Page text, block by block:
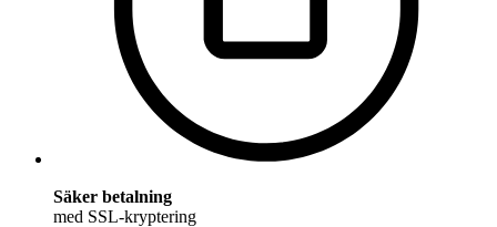
Säker betalning
med SSL-kryptering